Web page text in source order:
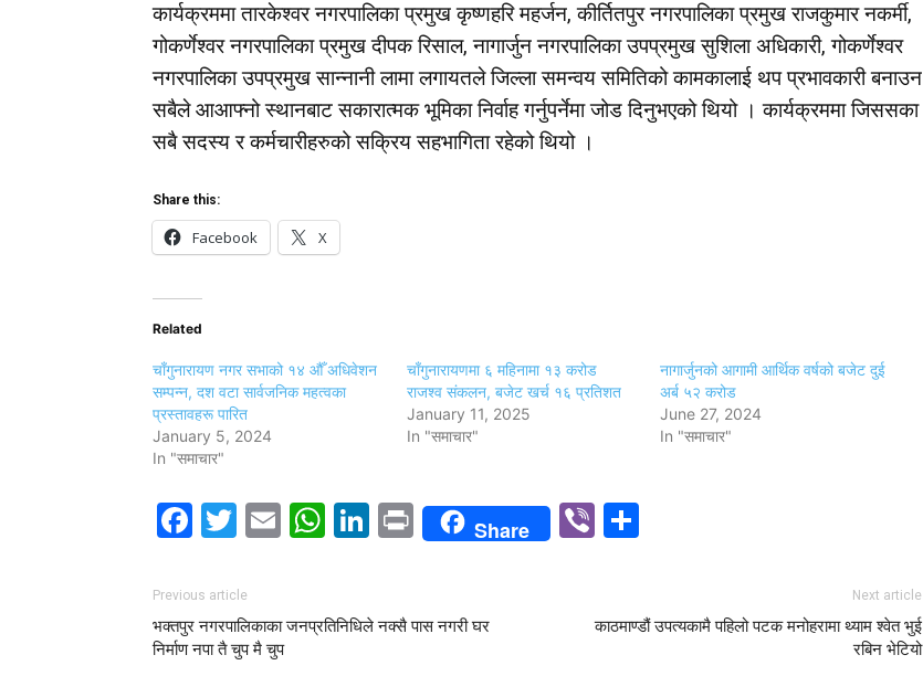
कार्यक्रममा तारकेश्वर नगरपालिका प्रमुख कृष्णहरि महर्जन, कीर्तितपुर नगरपालिका प्रमुख राजकुमार नकर्मी,
गोकर्णेश्वर नगरपालिका प्रमुख दीपक रिसाल, नागार्जुन नगरपालिका उपप्रमुख सुशिला अधिकारी, गोकर्णेश्वर
नगरपालिका उपप्रमुख सान्नानी लामा लगायतले जिल्ला समन्वय समितिको कामकालाई थप प्रभावकारी बनाउन
सबैले आआफ्नो स्थानबाट सकारात्मक भूमिका निर्वाह गर्नुपर्नेमा जोड दिनुभएको थियो । कार्यक्रममा जिससका
सबै सदस्य र कर्मचारीहरुको सक्रिय सहभागिता रहेको थियो ।
Share this:
Facebook X
Related
चाँगुनारायण नगर सभाको १४ औँ अधिवेशन
सम्पन्न, दश वटा सार्वजनिक महत्वका
प्रस्तावहरू पारित
January 5, 2024
In "समाचार"
चाँगुनारायणमा ६ महिनामा १३ करोड
राजश्व संकलन, बजेट खर्च १६ प्रतिशत
January 11, 2025
In "समाचार"
नागार्जुनको आगामी आर्थिक वर्षको बजेट दुई
अर्ब ५२ करोड
June 27, 2024
In "समाचार"
Facebook
Twitter
EmailWhatsApp
LinkedIn
PrintShare Viber
Previous article
भक्तपुर नगरपालिकाका जनप्रतिनिधिले नक्सै पास नगरी घर
निर्माण नपा तै चुप मै चुप
Next article
काठमाण्डौं उपत्यकामै पहिलो पटक मनोहरामा थ्याम श्वेत भुई
रबिन भेटियो